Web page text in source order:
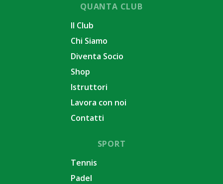
QUANTA CLUB
Il Club
Chi Siamo
Diventa Socio
Shop
Istruttori
Lavora con noi
Contatti
SPORT
Tennis
Padel